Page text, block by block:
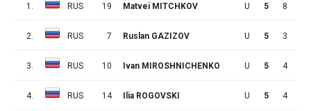
1. RUS 19 Matvei MITCHKOV U 5 8
2. RUS 7 Ruslan GAZIZOV U 5 3
3. RUS 10 Ivan MIROSHNICHENKO U 5 4
4. RUS 14 Ilia ROGOVSKI U 5 4